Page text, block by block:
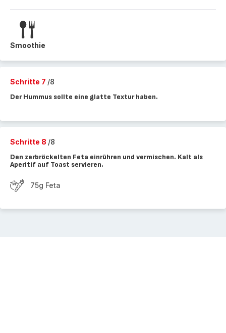
Smoothie
Schritte 7 /8
Der Hummus sollte eine glatte Textur haben.
Schritte 8 /8
Den zerbröckelten Feta einrühren und vermischen. Kalt als
Aperitif auf Toast servieren.
75g Feta